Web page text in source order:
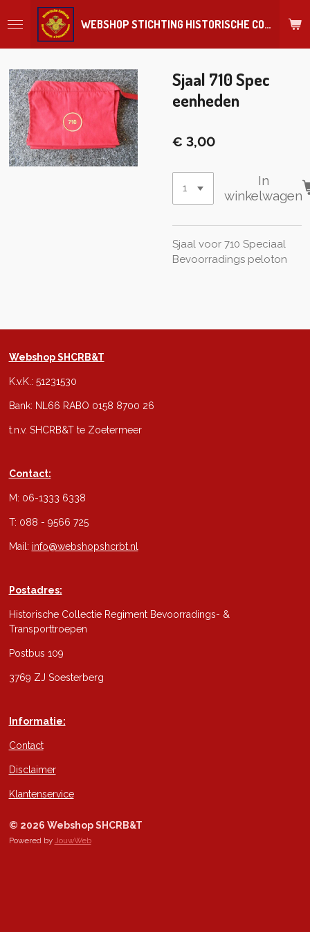
direct
hoofdinhoud
WEBSHOP STICHTING HISTORISCHE COLLECTIE REGIMENT
Sjaal 710 Spec
eenheden
€ 3,00
In
winkelwagen
Sjaal voor 710 Speciaal
Bevoorradings peloton
Webshop SHCRB&T
K.v.K.: 51231530
Bank: NL66 RABO 0158 8700 26
t.n.v. SHCRB&T te Zoetermeer
Contact:
M: 06-1333 6338
T: 088 - 9566 725
Mail: info@webshopshcrbt.nl
Postadres:
Historische Collectie Regiment Bevoorradings- &
Transporttroepen
Postbus 109
3769 ZJ Soesterberg
Informatie:
Contact
Disclaimer
Klantenservice
© 2026 Webshop SHCRB&T
Powered by JouwWeb